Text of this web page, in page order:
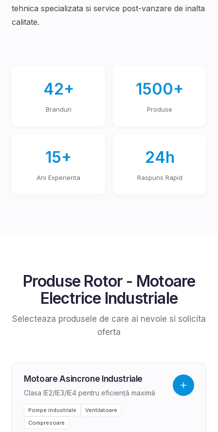
tehnica specializata si service post-vanzare de inalta
calitate.
42+
Branduri
1500+
Produse
15+
Ani Experienta
24h
Raspuns Rapid
Produse Rotor - Motoare
Electrice Industriale
Selecteaza produsele de care ai nevoie si solicita
oferta
Motoare Asincrone Industriale
Clasa IE2/IE3/IE4 pentru eficiență maximă
Pompe industriale
Ventilatoare
Compresoare